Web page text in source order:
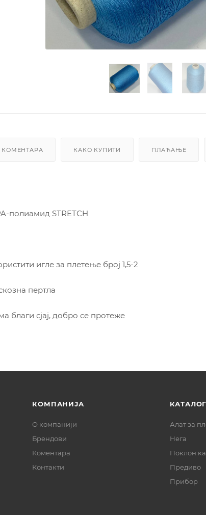
КОМЕНТАРА КАКО КУПИТИ ПЛАЋАЊЕ
полиамид STRETCH
игле за плетење број 1,5-2
пертла
благи сјај, добро се протеже
КОМПАНИЈА
О компанији
Брендови
Коментара
Контакти
КАТАЛОГ
Алат за
Нега
Поклон
Предиво
Прибор